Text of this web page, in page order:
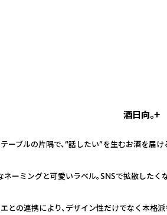
酒日向。+
ブルの片隅で、“話したい”を生むお酒を届け
ネーミングと可愛いラベル。SNSで拡散した
との連携により、デザイン性だけでなく本格